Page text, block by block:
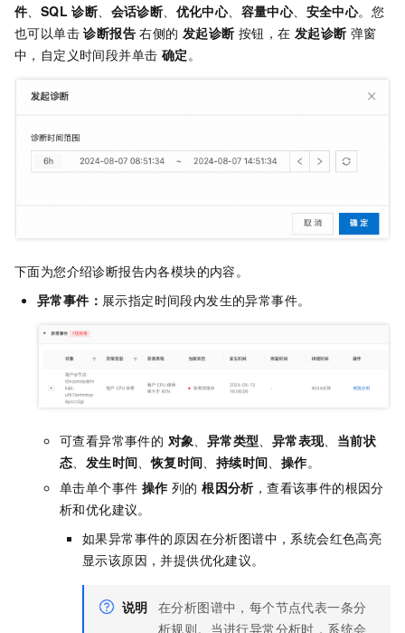
件、 SQL 诊断、 会话诊断、 优化中心、 容量中心、 安全中心。您
也可以单击诊断报告 右侧的发起诊断 按钮，在发起诊断 弹窗
中，自定义时间段并单击 确定。
下面为您介绍诊断报告内各模块的内容。
异常事件： 展示指定时间段内发生的异常事件。
可查看异常事件的 对象 异常类型 异常表现、 当前状
态
发生时间 、恢复时间 持续时间 操作。
单击单个事件 操作 列的根因分析，查看该事件的根因分
析和优化建议。
如果异常事件的原因在分析图谱中，系统会红色高亮
显示该原因，并提供优化建议。
说明 在分析图谱中，每个节点代表一条分
析规则。当进行异常分析时，系统会